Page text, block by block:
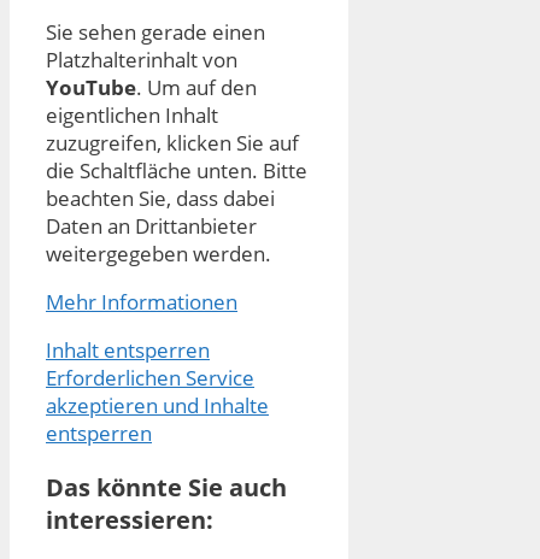
Sie sehen gerade einen
Platzhalterinhalt von
YouTube. Um auf den
eigentlichen Inhalt
zuzugreifen, klicken Sie auf
die Schaltfläche unten. Bitte
beachten Sie, dass dabei
Daten an Drittanbieter
weitergegeben werden.
Mehr Informationen
Inhalt entsperren
Erforderlichen Service
akzeptieren und Inhalte
entsperren
Das könnte Sie auch
interessieren: